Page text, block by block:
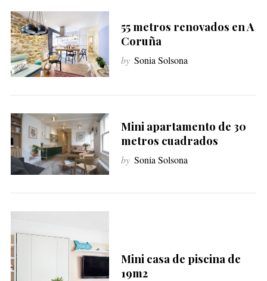
55 metros renovados en A
Coruña
by Sonia Solsona
Mini apartamento de 30
metros cuadrados
by Sonia Solsona
Mini casa de piscina de
19m2